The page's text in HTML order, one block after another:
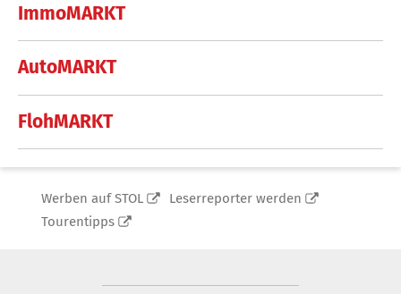
ImmoMARKT
AutoMARKT
FlohMARKT
Werben auf STOL
Leserreporter werden
Tourentipps